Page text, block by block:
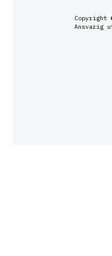
Copyright
Ansvarig